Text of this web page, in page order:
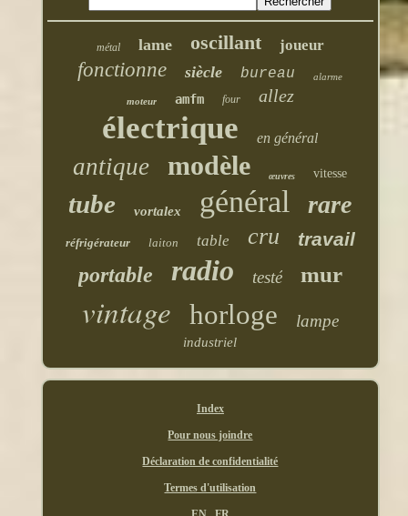
métal lame oscillant joueur
fonctionne siècle bureau alarme
moteur amfm four allez
électrique en général
antique modèle œuvres vitesse
tube vortalex général rare
réfrigérateur laiton table cru travail
portable radio testé mur
vintage horloge lampe
industriel
Index
Pour nous joindre
Déclaration de confidentialité
Termes d'utilisation